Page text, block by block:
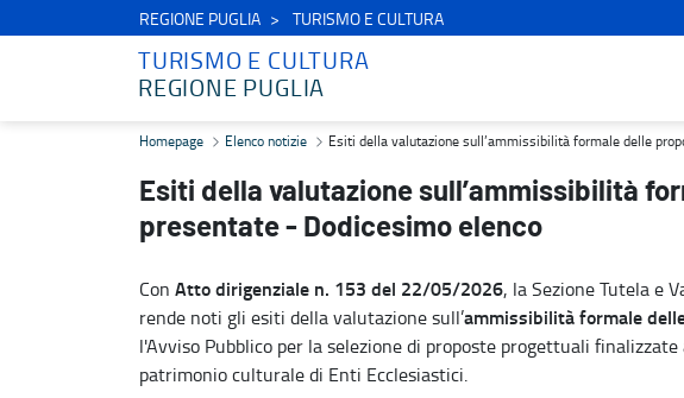
REGIONE PUGLIA TURISMO E CULTURA
TURISMO E CULTURA
REGIONE PUGLIA
Esiti della valutazione sull’ammissibilità formale delle proposte presentate -
Homepage Elenco notizie Esiti della valutazione sull’ammissibilità formale delle
Esiti della valutazione sull’ammissibilità
presentate - Dodicesimo elenco
Con Atto dirigenziale n. 153 del 22/05/2026, la Sezione Tutela e
rende noti gli esiti della valutazione sull’ammissibilità formale
l'Avviso Pubblico per la selezione di proposte progettuali
patrimonio culturale di Enti Ecclesiastici.